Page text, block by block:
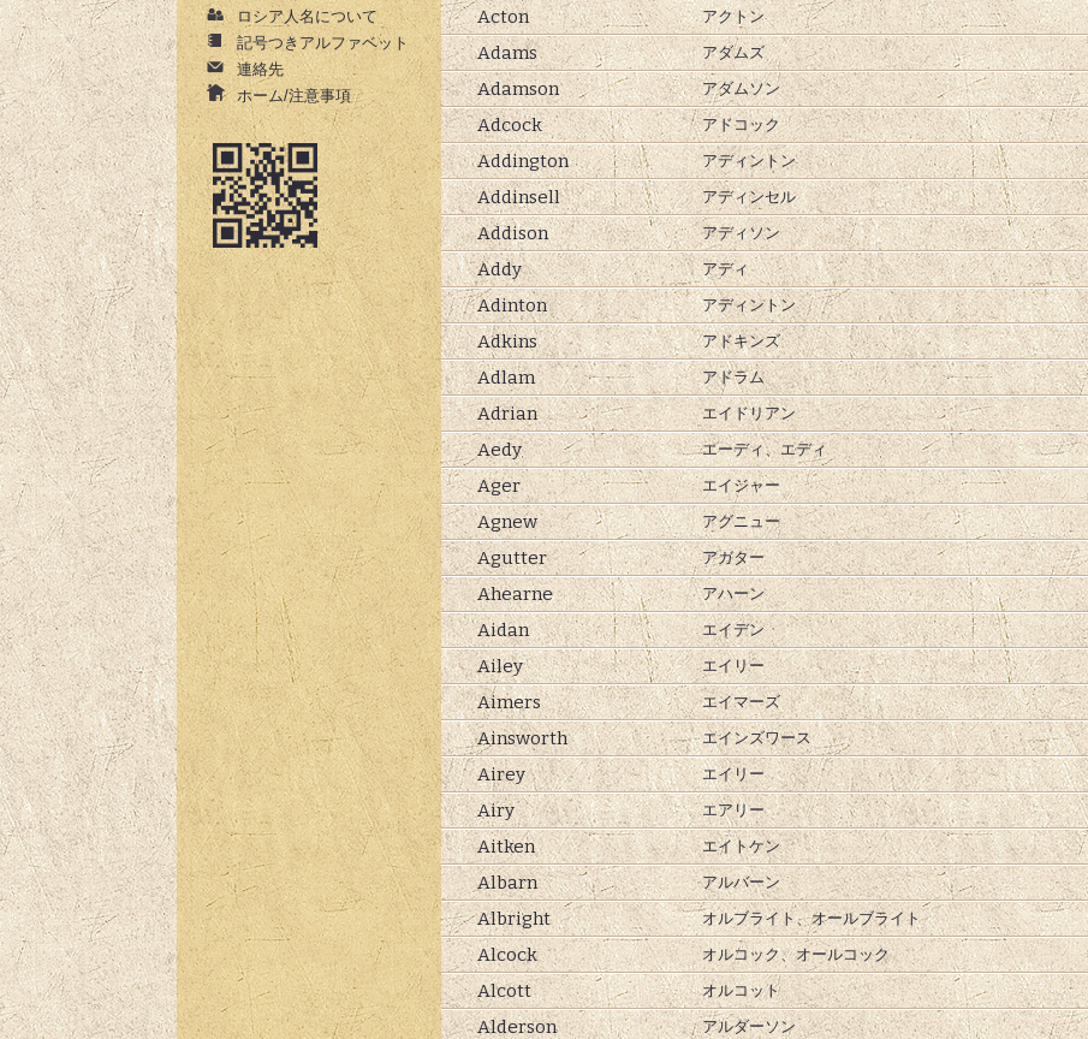
Acton アクトン
Adams アダムズ
Adamson アダムソン
Adcock アドコック
Addington アディントン
Addinsell アディンセル
Addison アディソン
Addy アディ
Adinton アディントン
Adkins アドキンズ
Adlam アドラム
Adrian エイドリアン
Aedy エーディ、エディ
Ager エイジャー
Agnew アグニュー
Agutter アガター
Ahearne アハーン
Aidan エイデン
Ailey エイリー
Aimers エイマーズ
Ainsworth エインズワース
Airey エイリー
Airy エアリー
Aitken エイトケン
Albarn アルバーン
Albright オルブライト、オールブライト
Alcock オルコック、オールコック
Alcott オルコット
Alderson アルダーソン
ロシア人名について
記号つきアルファベット
連絡先
ホーム/注意事項